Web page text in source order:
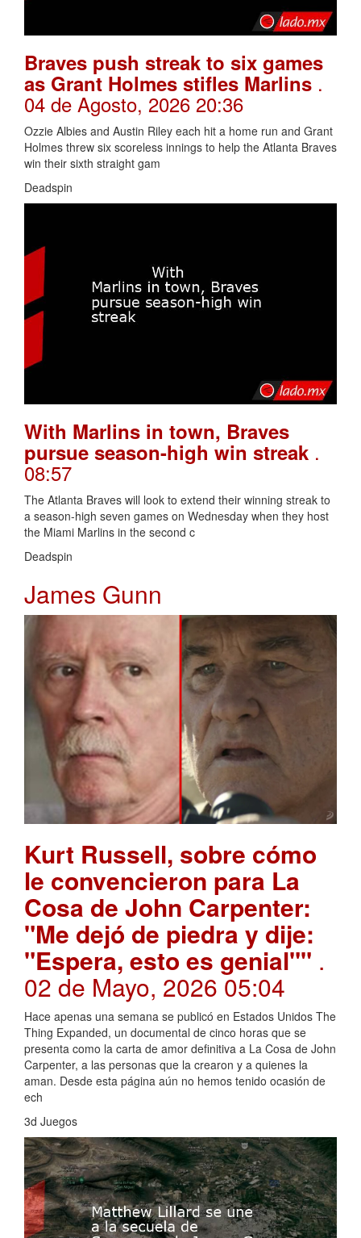
Braves push streak to six games
as Grant Holmes stifles Marlins .
04 de Agosto, 2026 20:36
Ozzie Albies and Austin Riley each hit a home run and Grant
Holmes threw six scoreless innings to help the Atlanta Braves
win their sixth straight gam
Deadspin
With Marlins in town, Braves
pursue season-high win streak .
08:57
The Atlanta Braves will look to extend their winning streak to
a season-high seven games on Wednesday when they host
the Miami Marlins in the second c
Deadspin
James Gunn
Kurt Russell, sobre cómo
le convencieron para La
Cosa de John Carpenter:
"Me dejó de piedra y dije:
"Espera, esto es genial"" .
02 de Mayo, 2026 05:04
Hace apenas una semana se publicó en Estados Unidos The
Thing Expanded, un documental de cinco horas que se
presenta como la carta de amor definitiva a La Cosa de John
Carpenter, a las personas que la crearon y a quienes la
aman. Desde esta página aún no hemos tenido ocasión de
ech
3d Juegos